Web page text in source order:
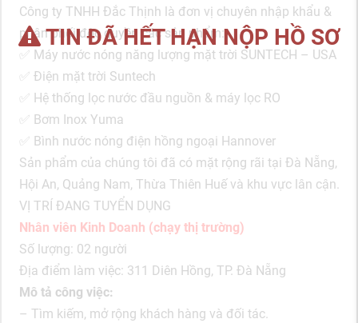
TIN ĐÃ HẾT HẠN NỘP HỒ SƠ
Công ty TNHH Đắc Thịnh là đơn vị chuyên nhập khẩu &
phân phối độc quyền các sản phẩm:
✅ Máy nước nóng năng lượng mặt trời SUNTECH – USA
✅ Điện mặt trời Suntech
✅ Hệ thống lọc nước đầu nguồn & máy lọc RO
✅ Bơm Inox Yuma
✅ Bình nước nóng điện hồng ngoại Hannover
Sản phẩm của chúng tôi đã có mặt rộng rãi tại Đà Nẵng,
Hội An, Quảng Nam, Thừa Thiên Huế và khu vực lân cận.
VỊ TRÍ ĐANG TUYỂN DỤNG
Nhân viên Kinh Doanh (chạy thị trường)
Số lượng: 02 người
Địa điểm làm việc: 311 Diên Hồng, TP. Đà Nẵng
Mô tả công việc:
– Tìm kiếm, mở rộng khách hàng và đối tác.